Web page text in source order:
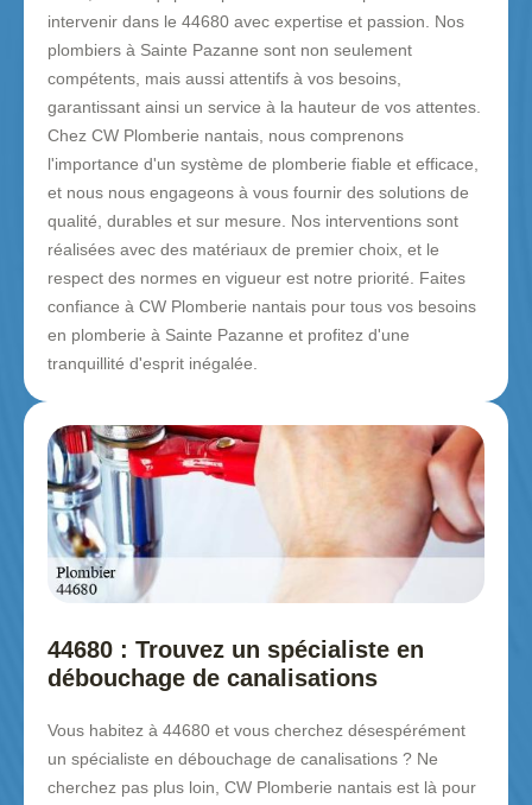
intervenir dans le 44680 avec expertise et passion. Nos
plombiers à Sainte Pazanne sont non seulement
compétents, mais aussi attentifs à vos besoins,
garantissant ainsi un service à la hauteur de vos attentes.
Chez CW Plomberie nantais, nous comprenons
l'importance d'un système de plomberie fiable et efficace,
et nous nous engageons à vous fournir des solutions de
qualité, durables et sur mesure. Nos interventions sont
réalisées avec des matériaux de premier choix, et le
respect des normes en vigueur est notre priorité. Faites
confiance à CW Plomberie nantais pour tous vos besoins
en plomberie à Sainte Pazanne et profitez d'une
tranquillité d'esprit inégalée.
44680 : Trouvez un spécialiste en
débouchage de canalisations
Vous habitez à 44680 et vous cherchez désespérément
un spécialiste en débouchage de canalisations ? Ne
cherchez pas plus loin, CW Plomberie nantais est là pour